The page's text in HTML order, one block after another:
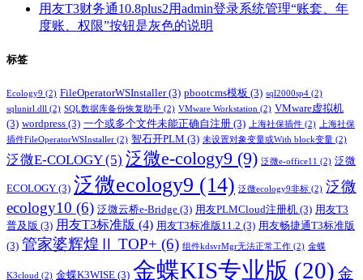
用友T3财务通10.8plus2用admin登录系统管理“账套、年
度账、权限”按钮是灰色的说明
标签
Ecology9 (2) FileOperatorWSInstaller(3) pbootcms模板 (3) sql2000sp4 (2)
sqlunirl.dll (2) SQL数据库备份恢复助手 (2) VMware Workstation (2) VMware虚拟机
(3) wordpress (3) 一个或多个文件未能正确自注册 (3) 上海社保插件 (2)
上海社保
插件FileOperatorWSInstaller (2) 智石开PLM (3) 未设置对象变量或With block变量 (2)
泛微E-COLOGY(5) 泛微e-cology9 (9) 泛微e-office11 (2) 泛微
ECOLOGY (3) 泛微ecology9 (14) 泛微ecology9非标 (2) 泛微
ecology10 (6) 泛微云桥e-Bridge (3) 用友PLMCloud注册机 (3) 用友T3
普及版 (3) 用友T3标准版 (4) 用友T3标准版11.2 (3) 用友畅捷通T3标准版
(3) 管家婆辉煌Ⅱ TOP+ (6) 组件kdsvrMgr无法正常工作 (2) 金蝶
K3cloud (2) 金蝶K3WISE (3) 金蝶KIS专业版 (20) 金